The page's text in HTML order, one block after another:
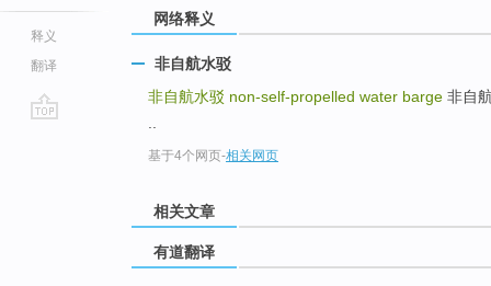
释义
翻译
网络释义
非自航水驳
非自航水驳 non-self-propelled water barge 非自
基于4个网页-相关网页
相关文章
有道翻译